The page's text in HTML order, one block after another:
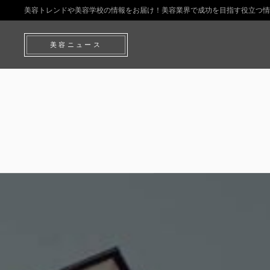
美容トレンドや美容学校の情報をお届け！美容業界で成功を目指す役立つ
美容ニュース